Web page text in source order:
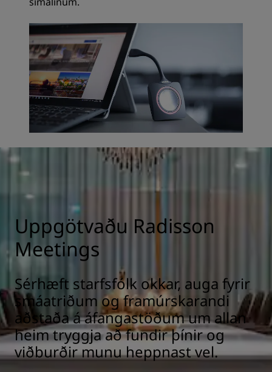
Uppgötvaðu Radisson
Meetings
Sérhæft starfsfólk okkar, auga fyrir
smáatriðum og framúrskarandi
aðstaða á áfangastöðum um allan
heim tryggja að fundir þínir og
viðburðir munu heppnast vel.